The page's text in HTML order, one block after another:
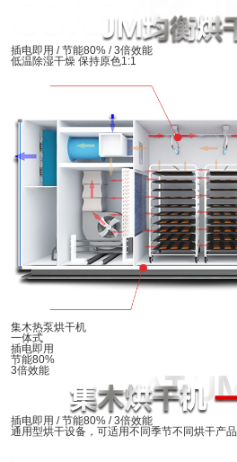
插电即用 / 节能80% / 3倍效能
低温除湿干燥 保持原色1:1
集木热泵烘干机
一体式
插电即用
节能80%
3倍效能
插电即用 / 节能80% / 3倍效能
通用型烘干设备，可适用不同季节不同烘干产品